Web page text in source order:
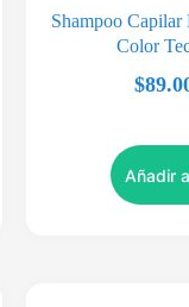
Shampoo
Color
$
Añadir